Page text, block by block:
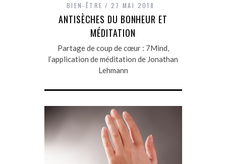
BIEN-ÊTRE 27 MAI 2018
ANTISÈCHES DU BONHEUR ET
MÉDITATION
Partage de coup de cœur : 7Mind,
l’application de méditation de Jonathan
Lehmann